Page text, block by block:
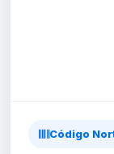
Código